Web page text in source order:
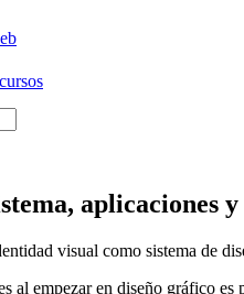
aplicaciones
visual como sistema de
al empezar en diseño gráfico